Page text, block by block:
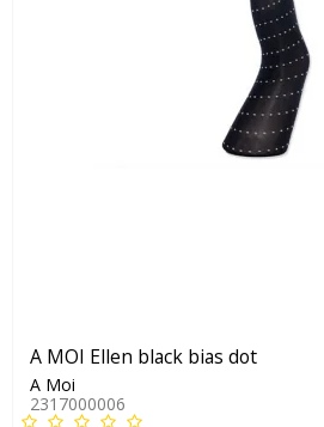
A MOI Ellen black bias dot
A Moi
2317000006